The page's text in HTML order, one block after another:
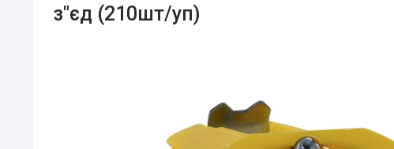
з"єд (210шт/уп)